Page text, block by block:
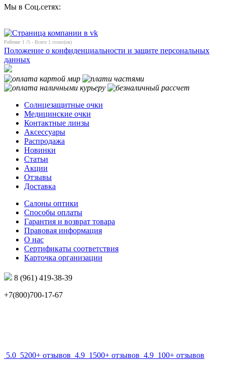
Мы в Соц.сетях:
Рейтинг 1 /5 - Всего 1 голос(ов)
Положение о конфиденциальности и защите персональных
данных
Солнцезащитные очки
Медицинские очки
Контактные линзы
Аксессуары
Распродажа
Новинки
Статьи
Акции
Отзывы
Доставка
Салоны оптики
Способы оплаты
Гарантия и возврат товара
Правовая информация
О нас
Сертификаты соответствия
Карточка организации
8 (961) 419-38-39
+7(800)700-17-67
5.0 5200+ отзывов 4.9 1500+ отзывов 4.9 100+ отзывов